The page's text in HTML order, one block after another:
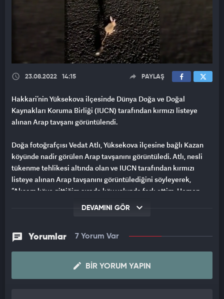
23.08.2022 14:15 PAYLAŞ
Hakkari’nin Yüksekova ilçesinde Dünya Doğa ve Doğal
Kaynakları Koruma Birliği (IUCN) tarafından kırmızı listeye
alınan Arap tavşanı görüntülendi.
Doğa fotoğrafçısı Vedat Atlı, Yüksekova ilçesine bağlı Kazan
köyünde nadir görülen Arap tavşanını görüntüledi. Atlı, nesli
tükenme tehlikesi altında olan ve IUCN tarafından kırmızı
listeye alınan Arap tavşanını görüntülediğini söyleyerek,
“Akşam köye gittiğim sırada köy yolunda fark ettim. Hemen
yaklaşarak cep telefonuyla kayıt altına altım. İlk gördüğümde
listede yer alan türlerin korunması ve kimsenin zarar
bizi mutlu ediyor. Bizde bölgeyi karış karış gezerek tanıtmaya
devam edeceğiz” dedi.
DEVAMINI GÖR
Yorumlar 7 Yorum Var
BIR YORUM YAPIN